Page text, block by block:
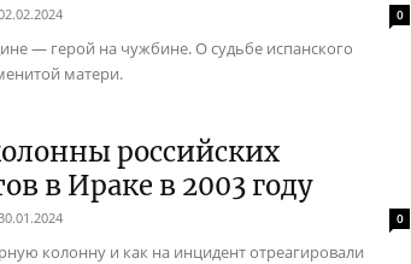
0
— герой на чужбине. О судьбе испанского
матери.
российских
в Ираке в 2003 году
30.01.2024 0
колонну и как на инцидент отреагировали